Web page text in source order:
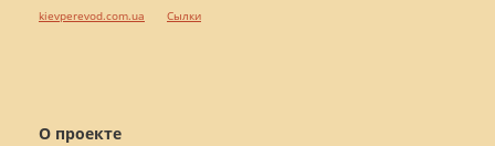
О проекте
kievperevod.com.ua
Cылки